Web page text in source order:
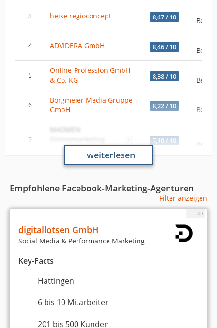
3 heise regioconcept 8,47 / 10
4 ADVIDERA GmbH 8,46 / 10
5
Online-Profession GmbH
& Co. KG
8,38 / 10
6
Borgmeier Media Gruppe
GmbH
8,22 / 10
7
MADMEN
GmbH
7,10 / 10
herold medien |
10 Globalist GmbH 6,96 / 10
zeichnen sich durch herausragende Bewertungen
weiterlesen
Empfohlene Facebook-Marketing-Agenturen
Filter anzeigen
digitallotsen GmbH
Social Media & Performance Marketing
Key-Facts
Hattingen
6 bis 10 Mitarbeiter
201 bis 500 Kunden